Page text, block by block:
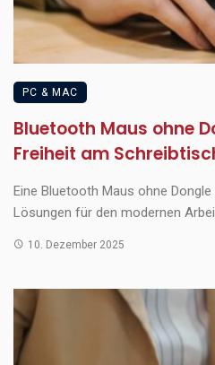
PC & MAC
Bluetooth Maus ohne
Freiheit am
Eine Bluetooth Maus ohne
Lösungen für den modernen
10. Dezember 2025